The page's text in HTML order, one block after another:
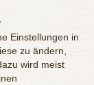
Einstellungen in
zu ändern,
wird meist